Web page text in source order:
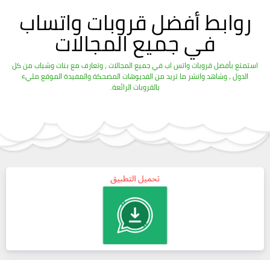
روابط أفضل قروبات واتساب
في جميع المجالات
استمتع بأفضل قروبات واتس اب في جميع المجالات ، وتعارف مع بنات وشباب من كل
الدول ، وشاهد وانشر ما تريد من الفديوهات المضحكة والمفيدة الموقع مليء
بالقروبات الرائعة.